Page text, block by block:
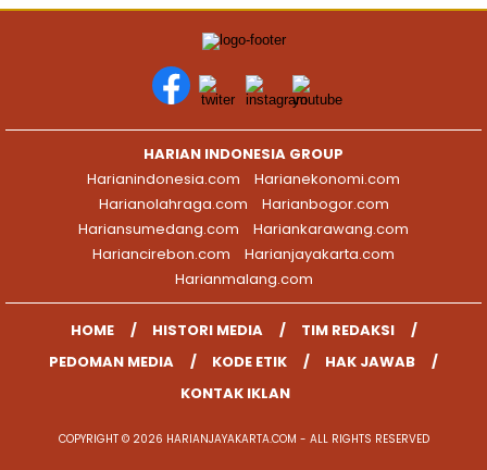
HARIAN INDONESIA GROUP
Harianindonesia.com
Harianekonomi.com
Harianolahraga.com
Harianbogor.com
Hariansumedang.com
Hariankarawang.com
Hariancirebon.com
Harianjayakarta.com
Harianmalang.com
HOME HISTORI MEDIA
TIM REDAKSI
PEDOMAN MEDIA
KODE ETIK
HAK JAWAB
KONTAK IKLAN
COPYRIGHT © 2026 HARIANJAYAKARTA.COM - ALL RIGHTS RESERVED